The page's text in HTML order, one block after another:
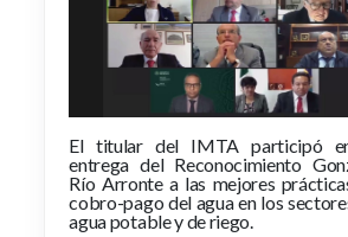
El titular del IMTA participó
entrega del Reconocimiento
Río Arronte a las mejores
cobro-pago del agua en los
agua potable y de riego.